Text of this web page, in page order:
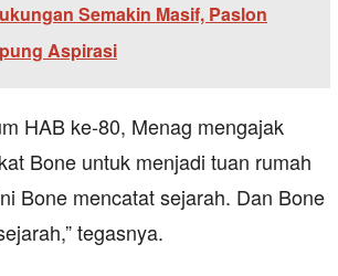
Semakin Masif, Paslon
Aspirasi
HAB ke-80, Menag mengajak
Bone untuk menjadi tuan rumah
Bone mencatat sejarah. Dan Bone
tegasnya.